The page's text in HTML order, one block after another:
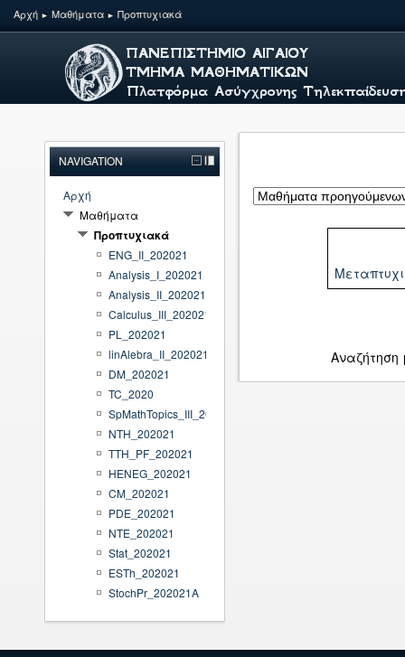
Αρχή ► Μαθήματα ► Προπτυχιακά
NAVIGATION
Αρχή
Μαθήματα
Προπτυχιακά
ENG_II_202021
Analysis_I_202021
Analysis_II_202021
Calculus_III_202021
PL_202021
linAlebra_II_202021
DM_202021
TC_2020
SpMathTopics_III_202021
NTH_202021
TTH_PF_202021
HENEG_202021
CM_202021
PDE_202021
NTE_202021
Stat_202021
ESTh_202021
StochPr_202021Α